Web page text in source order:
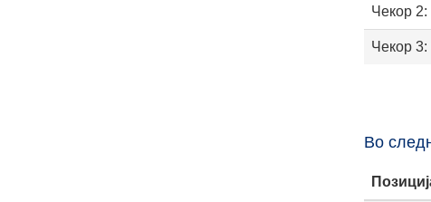
Чекор 2:
Чекор 3:
Во